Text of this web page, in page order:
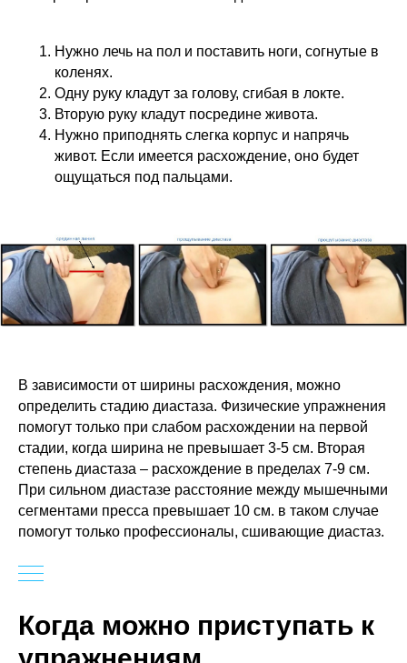
Нужно лечь на пол и поставить ноги, согнутые в
коленях.
Одну руку кладут за голову, сгибая в локте.
Вторую руку кладут посредине живота.
Нужно приподнять слегка корпус и напрячь
живот. Если имеется расхождение, оно будет
ощущаться под пальцами.
В зависимости от ширины расхождения, можно
определить стадию диастаза. Физические упражнения
помогут только при слабом расхождении на первой
стадии, когда ширина не превышает 3-5 см. Вторая
степень диастаза – расхождение в пределах 7-9 см.
При сильном диастазе расстояние между мышечными
сегментами пресса превышает 10 см. в таком случае
помогут только профессионалы, сшивающие диастаз.
Когда можно приступать к